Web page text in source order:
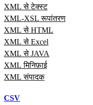
XML से टेक्स्ट
XML-XSL रूपांतरण
XML से HTML
XML से Excel
XML से JAVA
XML मिनिफ़ाई
XML संपादक
CSV